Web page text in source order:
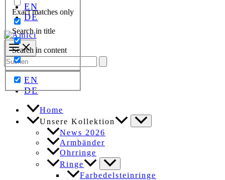
Exact matches only
Search in title
Search in content
EN
DE
Search
for:
EN
DE
Home
Unsere Kollektion
News 2026
Armbänder
Ohrringe
Ringe
Farbedelsteinringe